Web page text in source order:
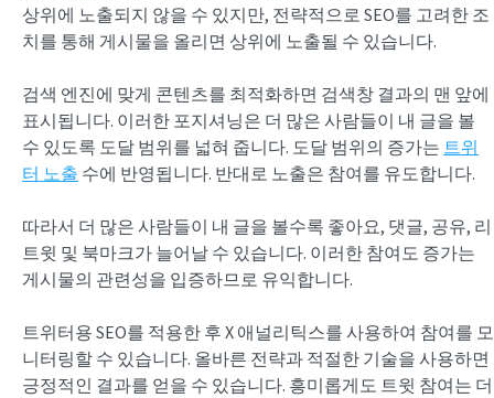
상위에 노출되지 않을 수 있지만, 전략적으로 SEO를 고려한 조
치를 통해 게시물을 올리면 상위에 노출될 수 있습니다.
검색 엔진에 맞게 콘텐츠를 최적화하면 검색창 결과의 맨 앞에
표시됩니다. 이러한 포지셔닝은 더 많은 사람들이 내 글을 볼
수 있도록 도달 범위를 넓혀 줍니다. 도달 범위의 증가는 트위
터 노출 수에 반영됩니다. 반대로 노출은 참여를 유도합니다.
따라서 더 많은 사람들이 내 글을 볼수록 좋아요, 댓글, 공유, 리
트윗 및 북마크가 늘어날 수 있습니다. 이러한 참여도 증가는
게시물의 관련성을 입증하므로 유익합니다.
트위터용 SEO를 적용한 후 X 애널리틱스를 사용하여 참여를 모
니터링할 수 있습니다. 올바른 전략과 적절한 기술을 사용하면
긍정적인 결과를 얻을 수 있습니다. 흥미롭게도 트윗 참여는 더